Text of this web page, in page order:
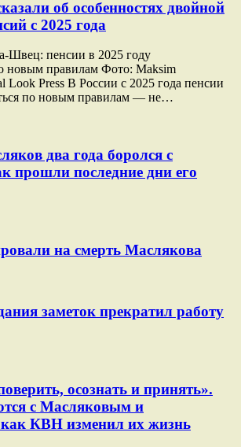
об особенностях двойной
с 2025 года
Швец: пенсии в 2025 году
новым правилам Фото: Maksim
Look Press В России с 2025 года пенсии
по новым правилам — не…
два года боролся с
прошли последние дни его
на смерть Маслякова
заметок прекратил работу
осознать и принять».
с Масляковым и
КВН изменил их жизнь